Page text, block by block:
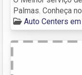
Palmas. Conheça
Auto Centers